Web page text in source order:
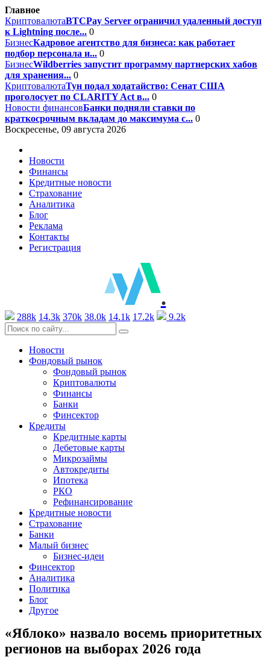
Главное
КриптовалютаBTCPay Server ограничил удаленный доступ
к Lightning после... 0
БизнесКадровое агентство для бизнеса: как работает
подбор персонала и... 0
БизнесWildberries запустит программу партнерских хабов
для хранения... 0
КриптовалютаТун подал ходатайство: Сенат США
проголосует по CLARITY Act в... 0
Новости финансовБанки подняли ставки по
краткосрочным вкладам до максимума с... 0
Воскресенье, 09 августа 2026
Новости
Финансы
Кредитные новости
Страхование
Аналитика
Блог
Реклама
Контакты
Регистрация
.
288k 14.3k 370k 38.0k 14.1k 17.2k 9.2k
Новости
Фондовый рынок
Фондовый рынок
Криптовалюты
Финансы
Банки
Финсектор
Кредиты
Кредитные карты
Дебетовые карты
Микрозаймы
Автокредиты
Ипотека
РКО
Рефинансирование
Кредитные новости
Страхование
Банки
Малый бизнес
Бизнес-идеи
Финсектор
Аналитика
Политика
Блог
Другое
«Яблоко» назвало восемь приоритетных
регионов на выборах 2026 года